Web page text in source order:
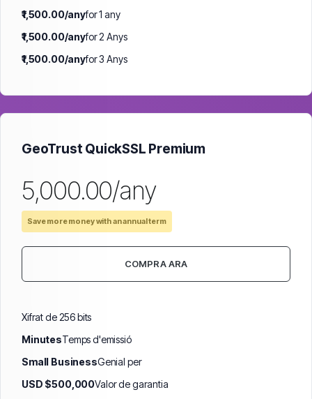
₹1,500.00/anyfor 1 any
₹1,500.00/anyfor 2 Anys
₹1,500.00/anyfor 3 Anys
GeoTrust QuickSSL Premium
₹5,000.00/any
Save more money with an annual term
COMPRA ARA
Xifrat de 256 bits
MinutesTemps d'emissió
Small BusinessGenial per
USD $500,000Valor de garantia